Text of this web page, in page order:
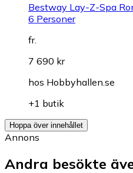
Bestway Lay-Z-Spa
6 Personer
fr.
7 690 kr
hos Hobbyhallen.se
+1 butik
Hoppa över innehållet
Annons
Andra besökte